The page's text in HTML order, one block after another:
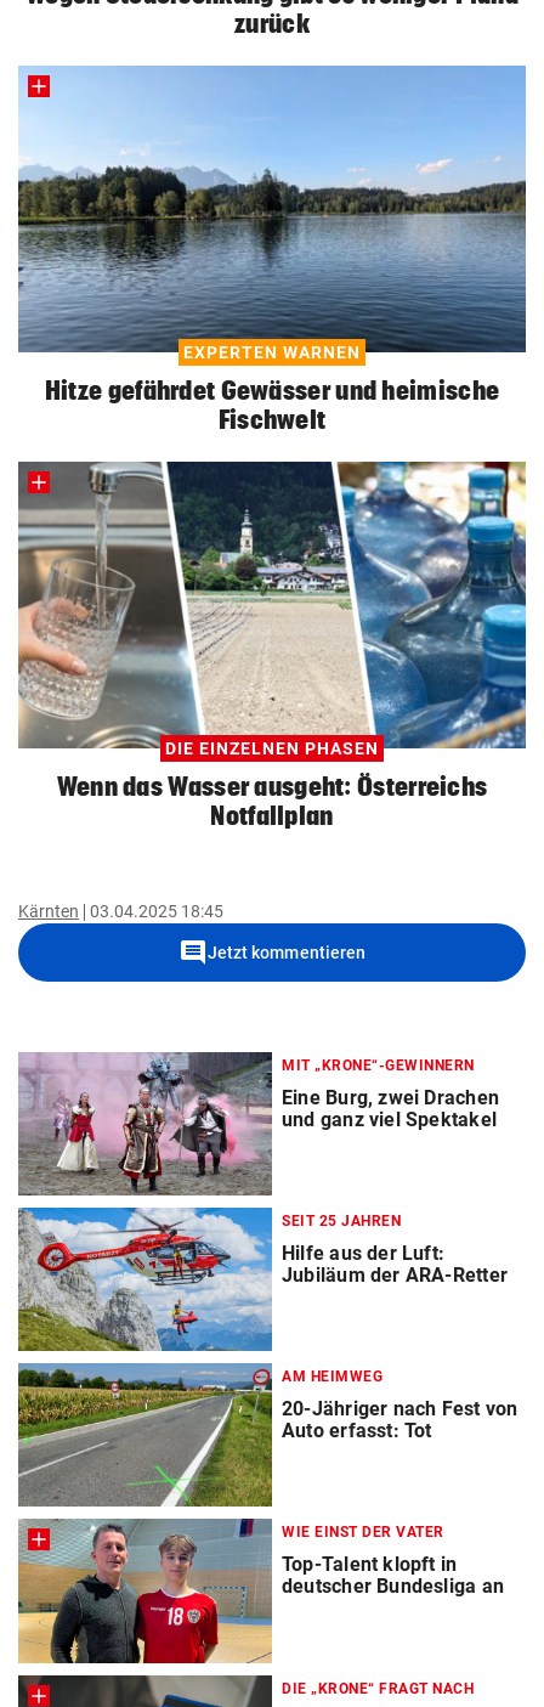
zurück
EXPERTEN WARNEN
Hitze gefährdet Gewässer und heimische
Fischwelt
DIE EINZELNEN PHASEN
Wenn das Wasser ausgeht: Österreichs
Notfallplan
Kärnten 03.04.2025 18:45
commentJetzt kommentieren
MIT „KRONE“-GEWINNERN
Eine Burg, zwei Drachen
und ganz viel Spektakel
SEIT 25 JAHREN
Hilfe aus der Luft:
Jubiläum der ARA-Retter
AM HEIMWEG
20-Jähriger nach Fest von
Auto erfasst: Tot
WIE EINST DER VATER
Top-Talent klopft in
deutscher Bundesliga an
DIE „KRONE“ FRAGT NACH